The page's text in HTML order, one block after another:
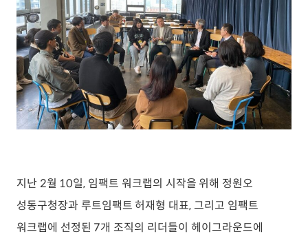
지난 2월 10일, 임팩트 워크랩의 시작을 위해 정원오
성동구청장과 루트임팩트 허재형 대표, 그리고 임팩트
워크랩에 선정된 7개 조직의 리더들이 헤이그라운드에